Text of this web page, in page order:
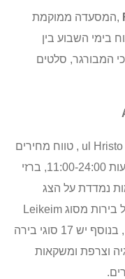
,המסעדה ממוקמת
בימי השבוע בין
המבורגר, סלטים
ul , טווח מחירים
5-8 לבה, פתוח בכול ימי השבוע בין השעות 11:00-24:00, ברזי
נמדדת על הצג
בירות מסוג Leikeim
, בנוסף יש 17 סוגי בירה
וצרפת ומשקאות